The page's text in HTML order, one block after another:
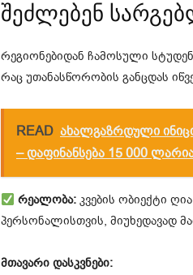
შეძლებენ
რეგიონებიდან ჩამოსული
რაც უთანასწორობის განცდას
READ ახალგაზრდული
– დაფინანსება 15 000
რეალობა: კვების ობიექტი
პერსონალისთვის, მიუხედავად
მთავარი დასკვნები: